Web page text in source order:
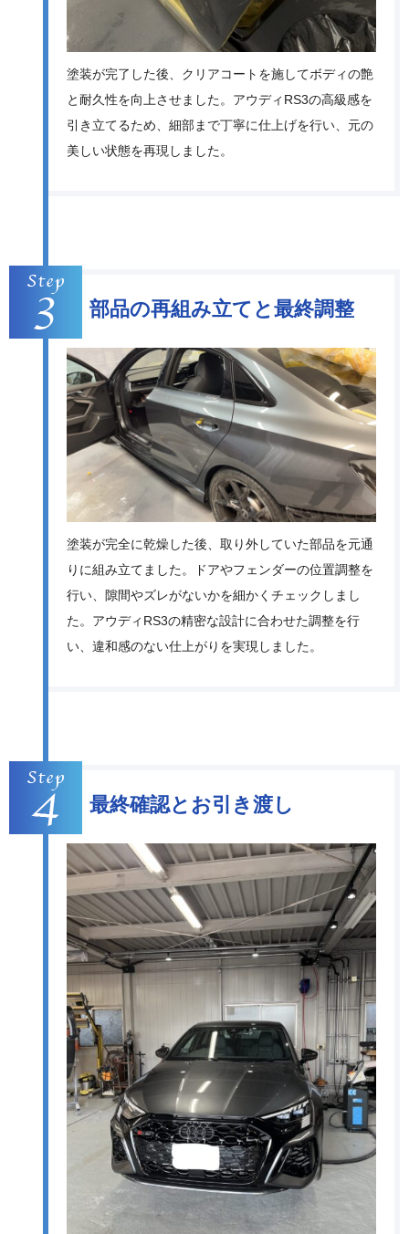
塗装が完了した後、クリアコートを施してボディの艶
と耐久性を向上させました。アウディRS3の高級感を
引き立てるため、細部まで丁寧に仕上げを行い、元の
美しい状態を再現しました。
部品の再組み立てと最終調整
塗装が完全に乾燥した後、取り外していた部品を元通
りに組み立てました。ドアやフェンダーの位置調整を
行い、隙間やズレがないかを細かくチェックしまし
た。アウディRS3の精密な設計に合わせた調整を行
い、違和感のない仕上がりを実現しました。
最終確認とお引き渡し